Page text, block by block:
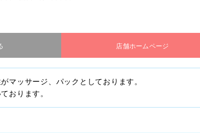
店舗ホームページ
マッサージ、パックとしております。
おります。